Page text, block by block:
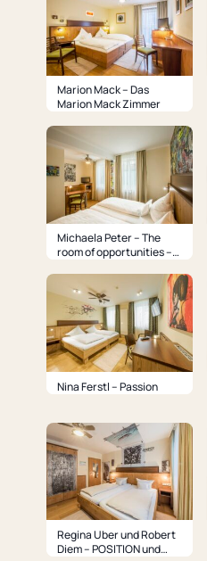
Marion Mack – Das
Marion Mack Zimmer
Michaela Peter – The
room of opportunities –
Nina Ferstl – Passion
Regina Uber und Robert
Diem – POSITION und